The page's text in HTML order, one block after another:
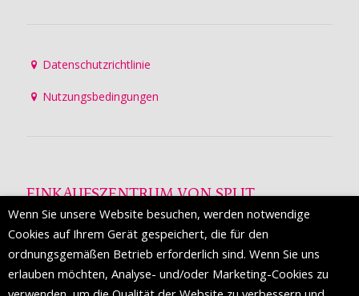
Datenschutzrichtlinie
Nutzungsbedingungen
EINKAUFSZENTRUM VON SPLIT
Die Mall of Split
ist ein prestigeträchtiges Einkaufsziel mit
etwa 200 Einzelhandelsmarken und einer Reihe von
Weltmodemarken, die zum ersten Mal in Split erscheinen.
Wenn Sie unsere Website besuchen, werden notwendige
Cookies auf Ihrem Gerät gespeichert, die für den
ordnungsgemäßen Betrieb erforderlich sind. Wenn Sie uns
erlauben möchten, Analyse- und/oder Marketing-Cookies zu